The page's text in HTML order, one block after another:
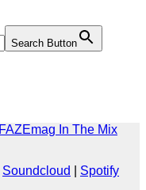
Search Button
In The Mix
Soundcloud
Spotify